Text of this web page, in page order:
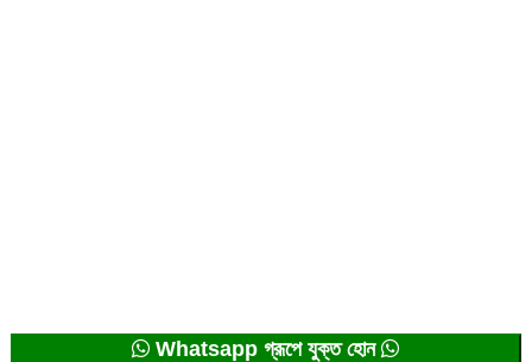
Whatsapp গ্রূপে যুক্ত হোন